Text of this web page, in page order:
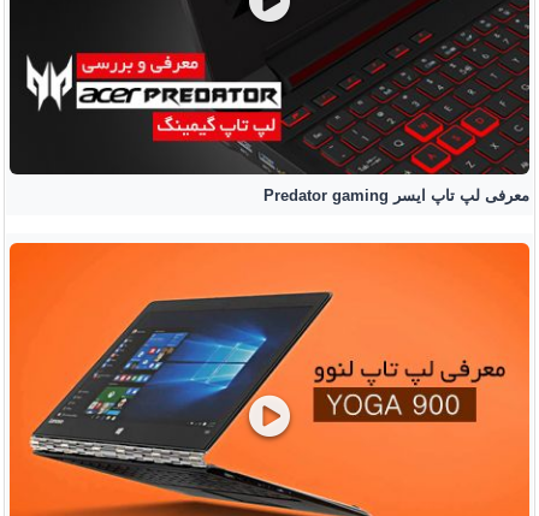
معرفی لپ تاپ ایسر Predator gaming